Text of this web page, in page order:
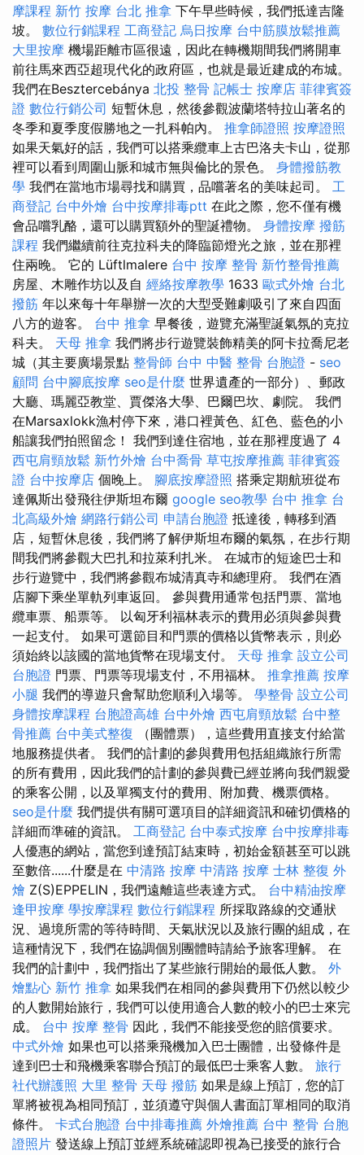
摩課程 新竹 按摩 台北 推拿 下午早些時候，我們抵達吉隆
坡。 數位行銷課程 工商登記 烏日按摩 台中筋膜放鬆推薦
大里按摩 機場距離市區很遠，因此在轉機期間我們將開車
前往馬來西亞超現代化的政府區，也就是最近建成的布城。
我們在Besztercebánya 北投 整骨 記帳士 按摩店 菲律賓簽
證 數位行銷公司 短暫休息，然後參觀波蘭塔特拉山著名的
冬季和夏季度假勝地之一扎科帕內。 推拿師證照 按摩證照
如果天氣好的話，我們可以搭乘纜車上古巴洛夫卡山，從那
裡可以看到周圍山脈和城市無與倫比的景色。 身體撥筋教
學 我們在當地市場尋找和購買，品嚐著名的美味起司。 工
商登記 台中外燴 台中按摩排毒ptt 在此之際，您不僅有機
會品嚐乳酪，還可以購買額外的聖誕禮物。 身體按摩 撥筋
課程 我們繼續前往克拉科夫的降臨節燈光之旅，並在那裡
住兩晚。 它的 Lüftlmalere 台中 按摩 整骨 新竹整骨推薦
房屋、木雕作坊以及自 經絡按摩教學 1633 歐式外燴 台北
撥筋 年以來每十年舉辦一次的大型受難劇吸引了來自四面
八方的遊客。 台中 推拿 早餐後，遊覽充滿聖誕氣氛的克拉
科夫。 天母 推拿 我們將步行遊覽裝飾精美的阿卡拉喬尼老
城（其主要廣場景點 整骨師 台中 中醫 整骨 台胞證 - seo
顧問 台中腳底按摩 seo是什麼 世界遺產的一部分）、郵政
大廳、瑪麗亞教堂、賈傑洛大學、巴爾巴坎、劇院。 我們
在Marsaxlokk漁村停下來，港口裡黃色、紅色、藍色的小
船讓我們拍照留念！ 我們到達住宿地，並在那裡度過了 4
西屯肩頸放鬆 新竹外燴 台中喬骨 草屯按摩推薦 菲律賓簽
證 台中按摩店 個晚上。 腳底按摩證照 搭乘定期航班從布
達佩斯出發飛往伊斯坦布爾 google seo教學 台中 推拿 台
北高級外燴 網路行銷公司 申請台胞證 抵達後，轉移到酒
店，短暫休息後，我們將了解伊斯坦布爾的氣氛，在步行期
間我們將參觀大巴扎和拉萊利扎米。 在城市的短途巴士和
步行遊覽中，我們將參觀布城清真寺和總理府。 我們在酒
店腳下乘坐單軌列車返回。 參與費用通常包括門票、當地
纜車票、船票等。 以匈牙利福林表示的費用必須與參與費
一起支付。 如果可選節目和門票的價格以貨幣表示，則必
須始終以該國的當地貨幣在現場支付。 天母 推拿 設立公司
台胞證 門票、門票等現場支付，不用福林。 推拿推薦 按摩
小腿 我們的導遊只會幫助您順利入場等。 學整骨 設立公司
身體按摩課程 台胞證高雄 台中外燴 西屯肩頸放鬆 台中整
骨推薦 台中美式整復 （團體票），這些費用直接支付給當
地服務提供者。 我們的計劃的參與費用包括組織旅行所需
的所有費用，因此我們的計劃的參與費已經並將向我們親愛
的乘客公開，以及單獨支付的費用、附加費、機票價格。
seo是什麼 我們提供有關可選項目的詳細資訊和確切價格的
詳細而準確的資訊。 工商登記 台中泰式按摩 台中按摩排毒
人優惠的網站，當您到達預訂結束時，初始金額甚至可以跳
至數倍......什麼是在 中清路 按摩 中清路 按摩 士林 整復 外
燴 Z(S)EPPELIN，我們遠離這些表達方式。 台中精油按摩
逢甲按摩 學按摩課程 數位行銷課程 所採取路線的交通狀
況、過境所需的等待時間、天氣狀況以及旅行團的組成，在
這種情況下，我們在協調個別團體時請給予旅客理解。 在
我們的計劃中，我們指出了某些旅行開始的最低人數。 外
燴點心 新竹 推拿 如果我們在相同的參與費用下仍然以較少
的人數開始旅行，我們可以使用適合人數的較小的巴士來完
成。 台中 按摩 整骨 因此，我們不能接受您的賠償要求。
中式外燴 如果也可以搭乘飛機加入巴士團體，出發條件是
達到巴士和飛機乘客聯合預訂的最低巴士乘客人數。 旅行
社代辦護照 大里 整骨 天母 撥筋 如果是線上預訂，您的訂
單將被視為相同預訂，並須遵守與個人書面訂單相同的取消
條件。 卡式台胞證 台中排毒推薦 外燴推薦 台中 整骨 台胞
證照片 發送線上預訂並經系統確認即視為已接受的旅行合